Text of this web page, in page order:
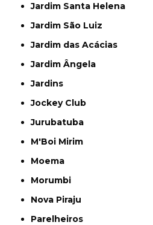
Jardim Santa Helena
Jardim São Luiz
Jardim das Acácias
Jardim Ângela
Jardins
Jockey Club
Jurubatuba
M'Boi Mirim
Moema
Morumbi
Nova Piraju
Parelheiros